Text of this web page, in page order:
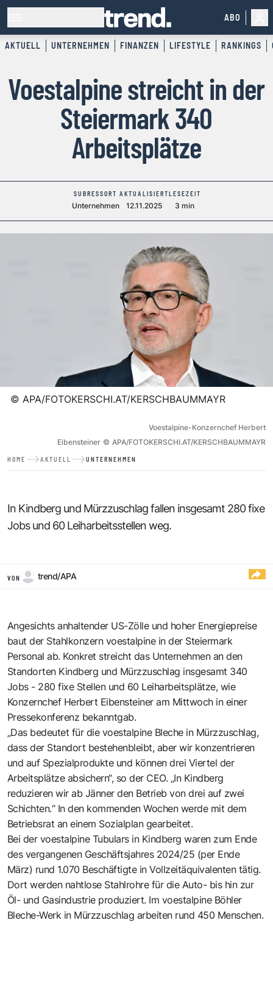
ABO
AKTUELL UNTERNEHMEN FINANZEN LIFESTYLE RANKINGS
Voestalpine streicht in der
Steiermark 340
Arbeitsplätze
SUBRESSORT
Unternehmen
AKTUALISIERT
12.11.2025
LESEZEIT
3 min
© APA/FOTOKERSCHI.AT/KERSCHBAUMMAYR
Voestalpine-Konzernchef Herbert
Eibensteiner © APA/FOTOKERSCHI.AT/KERSCHBAUMMAYR
HOME AKTUELL UNTERNEHMEN
In Kindberg und Mürzzuschlag fallen insgesamt 280 fixe
Jobs und 60 Leiharbeitsstellen weg.
VON trend/APA
Angesichts anhaltender US-Zölle und hoher Energiepreise
baut der Stahlkonzern voestalpine in der Steiermark
Personal ab. Konkret streicht das Unternehmen an den
Standorten Kindberg und Mürzzuschlag insgesamt 340
Jobs - 280 fixe Stellen und 60 Leiharbeitsplätze, wie
Konzernchef Herbert Eibensteiner am Mittwoch in einer
Pressekonferenz bekanntgab.
„Das bedeutet für die voestalpine Bleche in Mürzzuschlag,
dass der Standort bestehenbleibt, aber wir konzentrieren
und auf Spezialprodukte und können drei Viertel der
Arbeitsplätze absichern“, so der CEO. „In Kindberg
reduzieren wir ab Jänner den Betrieb von drei auf zwei
Schichten.“ In den kommenden Wochen werde mit dem
Betriebsrat an einem Sozialplan gearbeitet.
Bei der voestalpine Tubulars in Kindberg waren zum Ende
des vergangenen Geschäftsjahres 2024/25 (per Ende
März) rund 1.070 Beschäftigte in Vollzeitäquivalenten tätig.
Dort werden nahtlose Stahlrohre für die Auto- bis hin zur
Öl- und Gasindustrie produziert. Im voestalpine Böhler
Bleche-Werk in Mürzzuschlag arbeiten rund 450 Menschen.